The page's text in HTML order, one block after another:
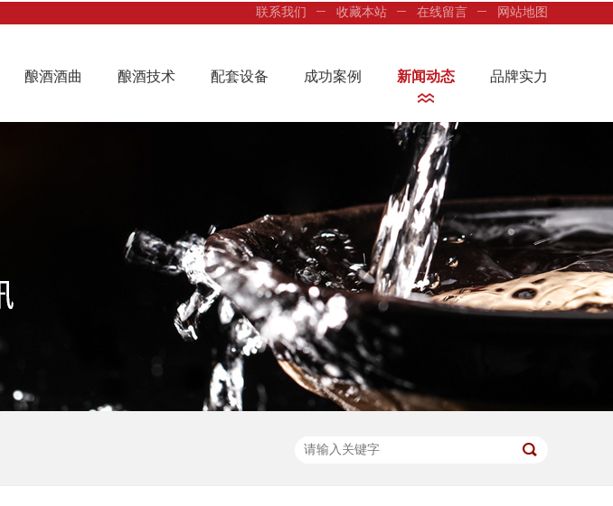
联系我们 收藏本站 在线留言 网站地图
酿酒酒曲 酿酒技术 配套设备 成功案例 新闻动态 品牌实力